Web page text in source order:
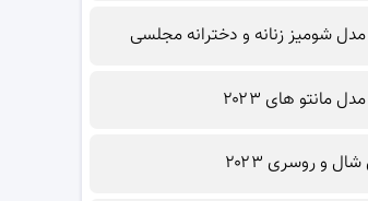
شومیز زنانه و دخترانه مجلسی
مانتو های ۲۰۲۳
و روسری ۲۰۲۳